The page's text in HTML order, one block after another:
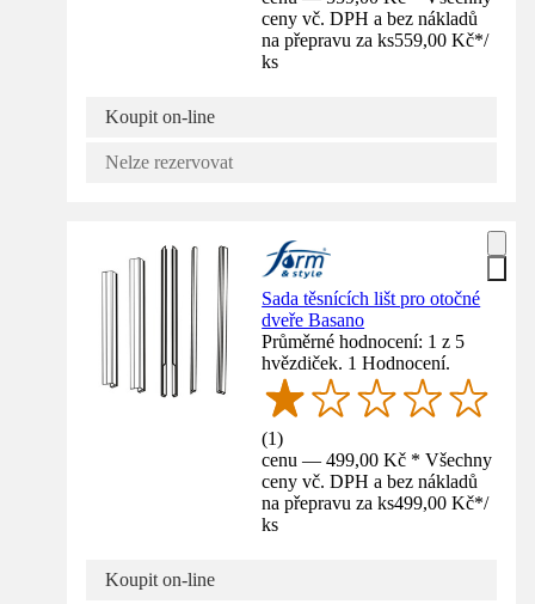
ceny vč. DPH a bez nákladů
na přepravu za ks559,00 Kč*/
ks
Koupit on-line
Nelze rezervovat
Sada těsnících lišt pro otočné
dveře Basano
Průměrné hodnocení: 1 z 5
hvězdiček. 1 Hodnocení.
(1)
cenu — 499,00 Kč * Všechny
ceny vč. DPH a bez nákladů
na přepravu za ks499,00 Kč*/
ks
Koupit on-line